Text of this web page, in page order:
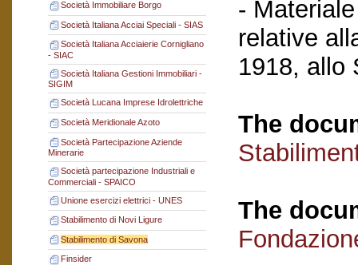
Società Immobiliare Borgo
Società Italiana Acciai Speciali - SIAS
Società Italiana Acciaierie Cornigliano
- SIAC
Società Italiana Gestioni Immobiliari -
SIGIM
Società Lucana Imprese Idrolettriche
Società Meridionale Azoto
Società Partecipazione Aziende
Minerarie
Società partecipazione Industriali e
Commerciali - SPAICO
Unione esercizi elettrici - UNES
Stabilimento di Novi Ligure
Stabilimento di Savona
Finsider
-
relative
1918, allo
The
The